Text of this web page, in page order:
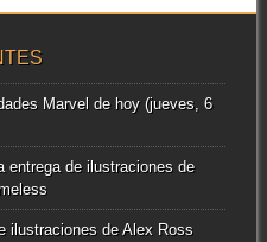
Marvel de hoy (jueves, 6
entrega de ilustraciones de
ilustraciones de Alex Ross